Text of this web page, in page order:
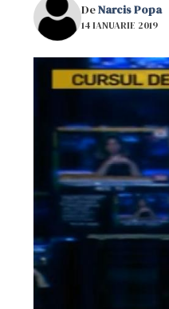
DeNarcis Popa
14 IANUARIE 2019